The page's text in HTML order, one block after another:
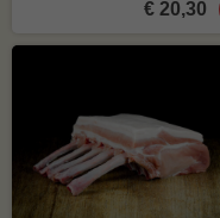
€ 20,30